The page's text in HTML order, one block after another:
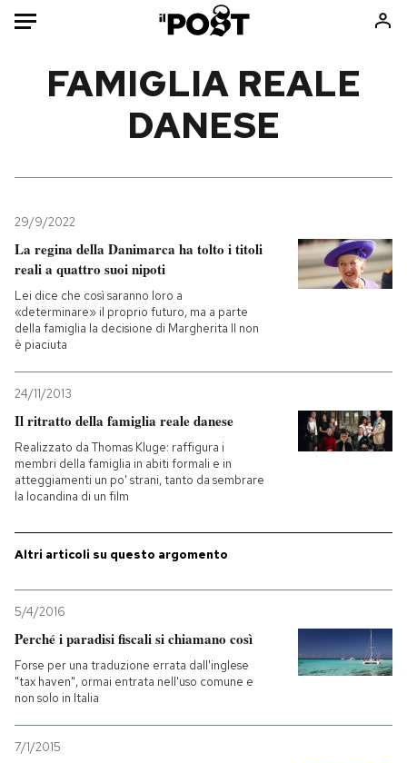
Mondo
Tecnologia
Internet
Cultura
Economia
Libri
Ok Boomer!
Europa
Altrecose
PODCAST
NEWSLETTER
I MIEI PREFERITI
CALENDARIO
AREA PERSONALE
FAMIGLIA REALE
DANESE
29/9/2022
La regina della Danimarca ha tolto i titoli
reali a quattro suoi nipoti
Lei dice che così saranno loro a
«determinare» il proprio futuro, ma a parte
della famiglia la decisione di Margherita II non
è piaciuta
24/11/2013
Il ritratto della famiglia reale danese
Realizzato da Thomas Kluge: raffigura i
membri della famiglia in abiti formali e in
atteggiamenti un po' strani, tanto da sembrare
la locandina di un film
Altri articoli su questo argomento
5/4/2016
Perché i paradisi fiscali si chiamano così
Forse per una traduzione errata dall'inglese
"tax haven", ormai entrata nell'uso comune e
non solo in Italia
7/1/2015